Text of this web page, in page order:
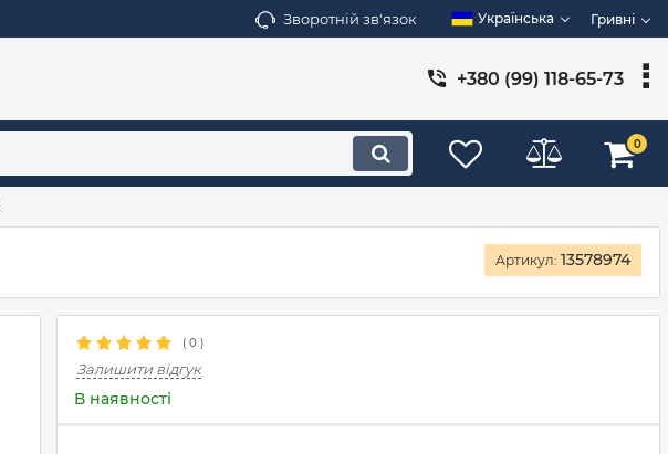
Зворотній зв'язок Українська Гривні
+380 (99) 118-65-73
0
Артикул: 13578974
( 0 )
Залишити відгук
В наявності